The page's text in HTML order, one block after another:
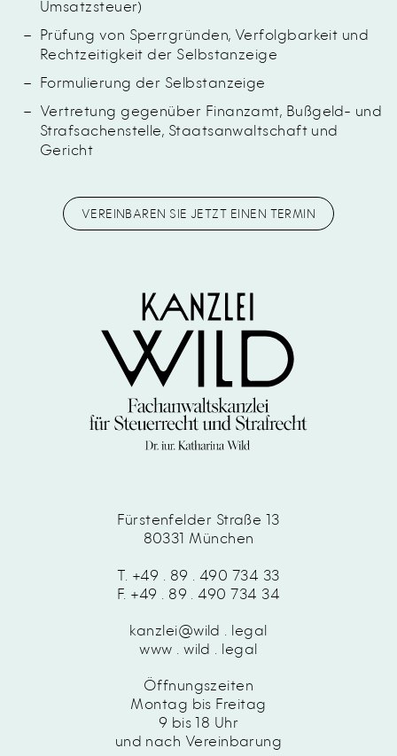
Umsatzsteuer)
Prüfung von Sperrgründen, Verfolgbarkeit und
Rechtzeitigkeit der Selbstanzeige
Formulierung der Selbstanzeige
Vertretung gegenüber Finanzamt, Bußgeld- und
Strafsachenstelle, Staatsanwaltschaft und
Gericht
VEREINBAREN SIE JETZT EINEN TERMIN
Fürstenfelder Straße 13
80331 München
T. +49 . 89 . 490 734 33
F. +49 . 89 . 490 734 34
kanzlei@wild . legal
www . wild . legal
Öffnungszeiten
Montag bis Freitag
9 bis 18 Uhr
und nach Vereinbarung